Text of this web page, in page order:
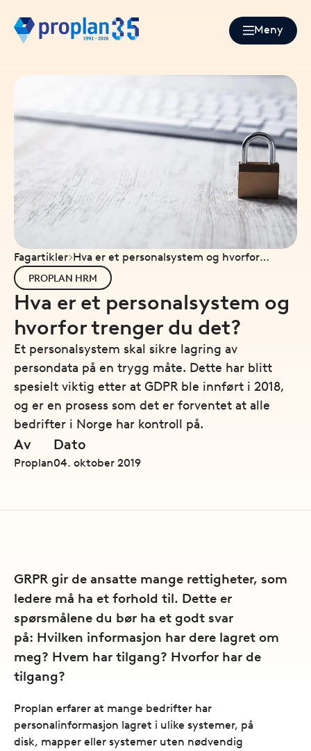
Meny
Fagartikler Hva er et personalsystem og hvorfor
trenger du det?
PROPLAN HRM
Hva er et personalsystem og
hvorfor trenger du det?
Et personalsystem skal sikre lagring av
persondata på en trygg måte. Dette har blitt
spesielt viktig etter at GDPR ble innført i 2018,
og er en prosess som det er forventet at alle
bedrifter i Norge har kontroll på.
Av
Proplan
Dato
04. oktober 2019
GRPR gir de ansatte mange rettigheter, som
ledere må ha et forhold til. Dette er
spørsmålene du bør ha et godt svar
på: Hvilken informasjon har dere lagret om
meg? Hvem har tilgang? Hvorfor har de
tilgang?
Proplan erfarer at mange bedrifter har
personalinformasjon lagret i ulike systemer, på
disk, mapper eller systemer uten nødvendig